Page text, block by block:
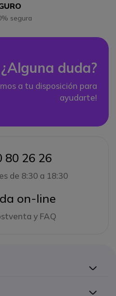
segura
¿Alguna duda?
a tu disposición para
ayudarte!
80 26 26
de 8:30 a 18:30
on-line
y FAQ